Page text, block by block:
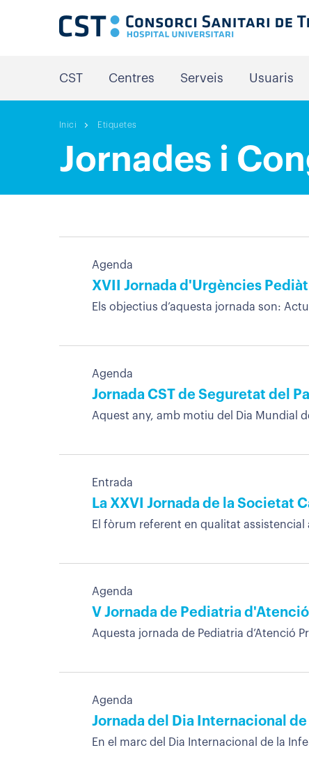
CST Centres Serveis Usuaris
Inici Etiquetes
Jornades i
Agenda
XVII Jornada d'Urgències
Els objectius d’aquesta jornada son:
Agenda
Jornada CST de Seguretat del
Aquest any, amb motiu del Dia Mundial
Entrada
La XXVI Jornada de la Societat
El fòrum referent en qualitat
Agenda
V Jornada de Pediatria
Aquesta jornada de Pediatria d’Atenció
Agenda
Jornada del Dia Internacional
En el marc del Dia Internacional de la